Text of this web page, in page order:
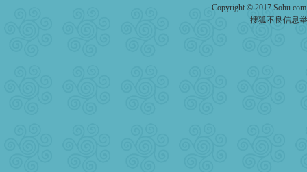
[春节]
传说薰衣草有四片
片叶子是希望，第三片叶
送你一棵薰衣草，愿你新年
Copyright © 2017
搜狐不良信息